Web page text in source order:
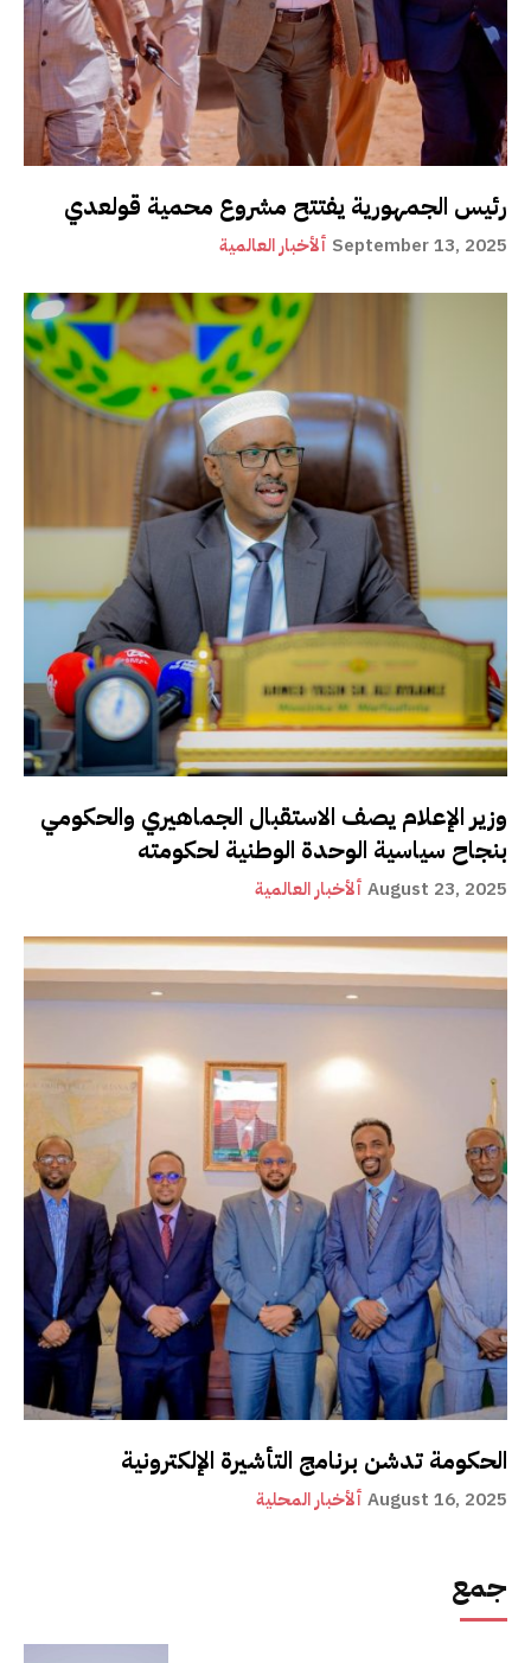
رئيس الجمهورية يفتتح مشروع محمية قولعدي
ألأخبار العالمية September 13, 2025
وزير الإعلام يصف الاستقبال الجماهيري والحكومي
بنجاح سياسية الوحدة الوطنية لحكومته
ألأخبار العالمية August 23, 2025
الحكومة تدشن برنامج التأشيرة الإلكترونية
ألأخبار المحلية August 16, 2025
جمع